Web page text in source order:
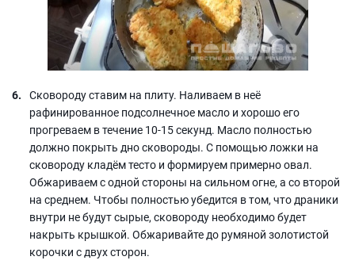
Сковороду ставим на плиту. Наливаем в неё
рафинированное подсолнечное масло и хорошо его
прогреваем в течение 10-15 секунд. Масло полностью
должно покрыть дно сковороды. С помощью ложки на
сковороду кладём тесто и формируем примерно овал.
Обжариваем с одной стороны на сильном огне, а со второй
на среднем. Чтобы полностью убедится в том, что драники
внутри не будут сырые, сковороду необходимо будет
накрыть крышкой. Обжаривайте до румяной золотистой
корочки с двух сторон.